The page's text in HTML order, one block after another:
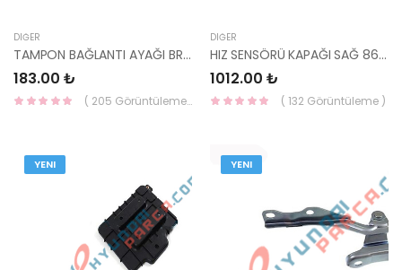
DIĞER
TAMPON BAĞLANTI AYAĞI BRAKETİ ÖN SOL İ20 14- 86513-C8000 / 86513-C7000-YS
183.00 ₺
( 205 Görüntüleme )
DIĞER
HIZ SENSÖRÜ KAPAĞI SAĞ 86838-H8000-HMC
1012.00 ₺
( 132 Görüntüleme )
YENI YENI